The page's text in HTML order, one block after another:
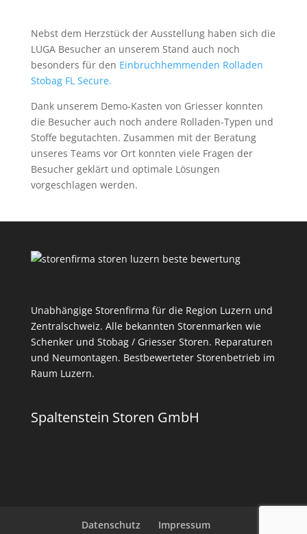
Nebst dem Herzstück der Ausstellung haben sich die
LUGA Besucher an unserem Stand auch noch
besonders für den Einbruchhemmenden Rolladen
Stobag FL Secure.
Dank unserem Demo-Kasten von Griesser konnten
die Besucher auch noch andere Rolladen-Typen und
Stoffe begutachten. Zusammen mit der Beratung
unseres Teams vor Ort konnten viele Fragen der
Besucher geklärt und optimale Lösungen
vorgeschlagen werden.
Unabhängige Storenfirma für die Region Luzern und
Zentralschweiz. Alle bekannten Storenmarken wie
Schenker und Stobag / Griesser Storen. Reparaturen
und Neumontagen. Bestbewerteter Storenbetrieb im
Raum Luzern.
Spaltenstein Storen GmbH
Datenschutz Impressum